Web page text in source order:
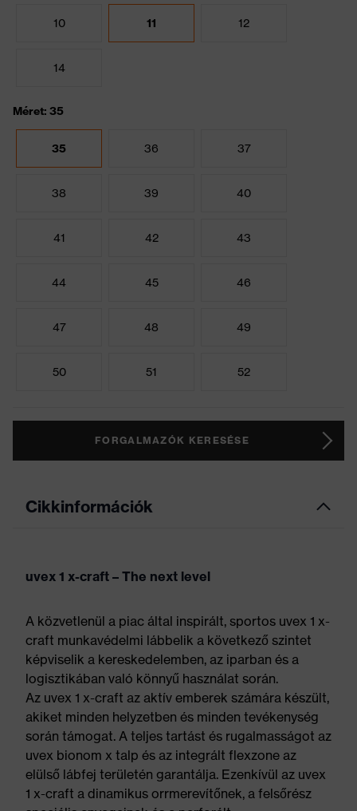
10 11 12
14
Méret: 35
35 36 37
38 39 40
41 42 43
44 45 46
47 48 49
50 51 52
FORGALMAZÓK KERESÉSE
Cikkinformációk
uvex 1 x-craft – The next level
A közvetlenül a piac által inspirált, sportos uvex 1 x-
craft munkavédelmi lábbelik a következő szintet
képviselik a kereskedelemben, az iparban és a
logisztikában való könnyű használat során.
Az uvex 1 x-craft az aktív emberek számára készült,
akiket minden helyzetben és minden tevékenység
során támogat. A teljes tartást és rugalmasságot az
uvex bionom x talp és az integrált flexzone az
elülső lábfej területén garantálja. Ezenkívül az uvex
1 x-craft a dinamikus orrmerevítőnek, a felsőrész